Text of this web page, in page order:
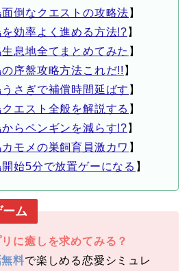
倒なクエストの攻略法 】
効率よく進める方法!? 】
息地全てまとめてみた 】
序盤攻略方法これだ!! 】
さぎで補償時間延ばす 】
エスト全般を解説する 】
らペンギンを減らす!? 】
モメの巣飼育員激カワ 】
始5分で放置ゲーになる 】
ム
に癒しを求めてみる？
料で楽しめる恋愛シミュレ